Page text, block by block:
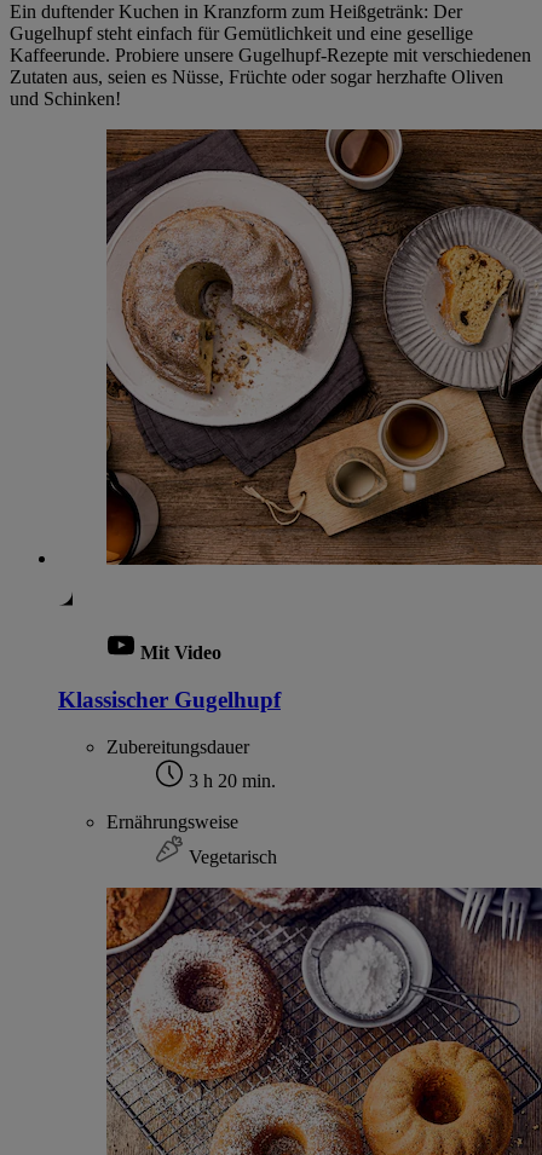
Ein duftender Kuchen in Kranzform zum Heißgetränk: Der
Gugelhupf steht einfach für Gemütlichkeit und eine gesellige
Kaffeerunde. Probiere unsere Gugelhupf-Rezepte mit verschiedenen
Zutaten aus, seien es Nüsse, Früchte oder sogar herzhafte Oliven
und Schinken!
Mit Video
Klassischer Gugelhupf
Zubereitungsdauer
3 h 20 min.
Ernährungsweise
Vegetarisch